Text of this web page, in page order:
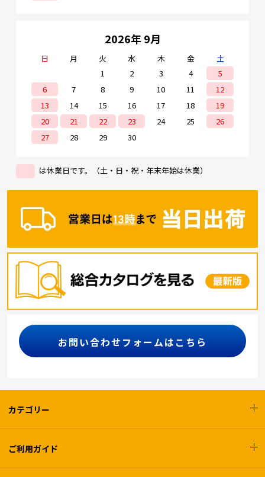
2026年 9月
日 月 火 水 木 金
土
1
2 3 4
5
6
7 8 9 10 11
12
13
14 15 16 17 18
19
20
21 22 23 24 25
26
27
28 29 30
は休業日です。（土・日・祝・年末年始は休業）
お問い合わせフォームはこちら
カテゴリー
ご利用ガイド